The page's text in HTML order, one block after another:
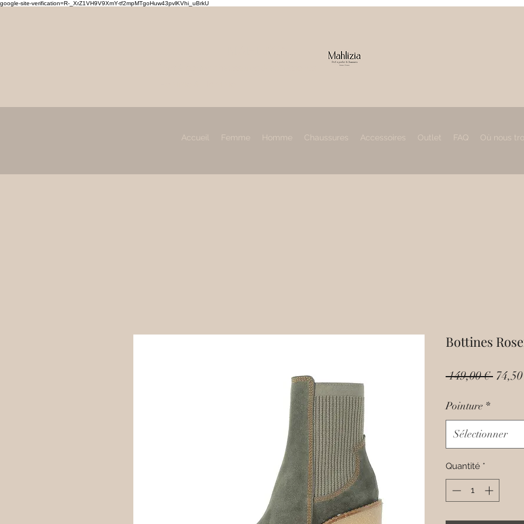
google-site-verification=R-_XrZ1VH9V9XmY-tf2mpMTgoHuw43pvlKVhi_uBrkU
Accueil Femme Homme Chaussures Accessoires Outlet FAQ Où nous
Bottines
149,00 € Prix
Pointure *
Sélectionner
Quantité *